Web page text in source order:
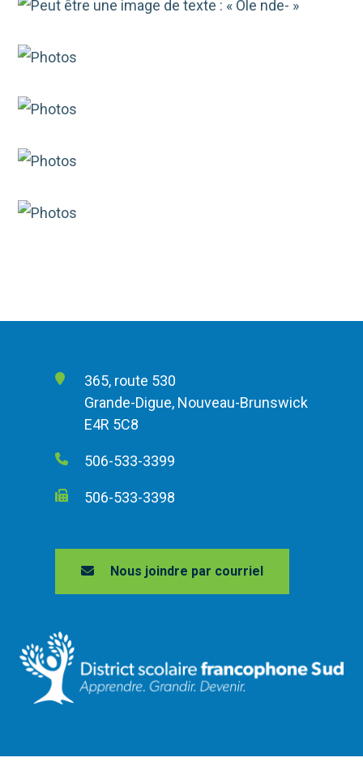
365, route 530
Grande-Digue, Nouveau-Brunswick
E4R 5C8
506-533-3399
506-533-3398
Nous joindre par courriel